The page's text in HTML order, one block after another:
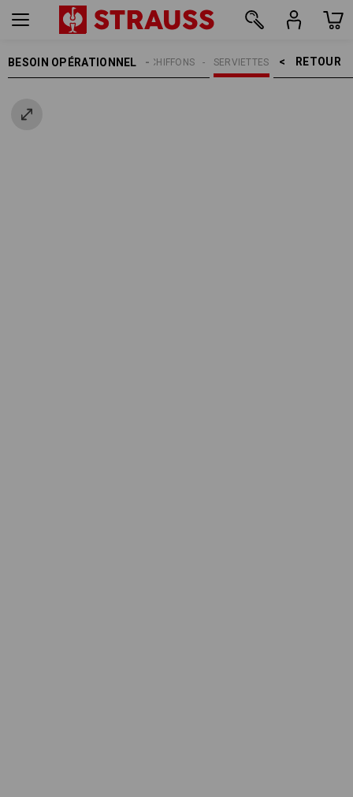
BESOIN OPÉRATIONNEL RETOUR    >
SERVIETTES
CHIFFONS
NETTOYAGE